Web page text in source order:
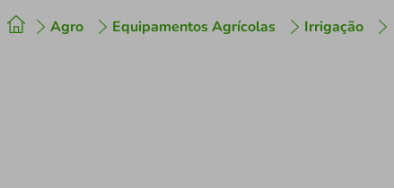
Agro Equipamentos Agrícolas Irrigação
2º cafeteira